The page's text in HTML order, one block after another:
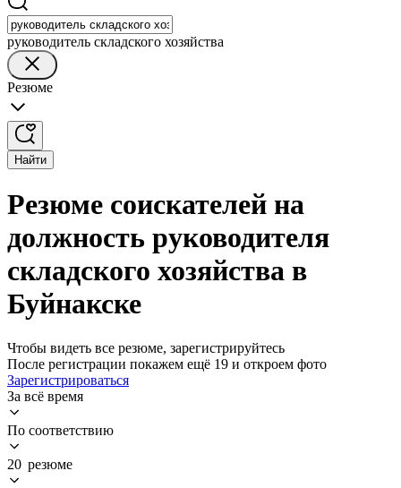
руководитель складского хозяйства
Резюме
Найти
Резюме соискателей на
должность руководителя
складского хозяйства в
Буйнакске
Чтобы видеть все резюме, зарегистрируйтесь
После регистрации покажем ещё 19 и откроем фото
Зарегистрироваться
За всё время
По соответствию
20 резюме